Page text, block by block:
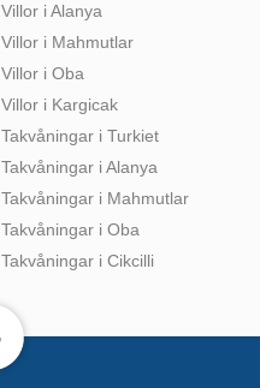
Villor i Alanya
Villor i Mahmutlar
Villor i Oba
Villor i Kargicak
Takvåningar i Turkiet
Takvåningar i Alanya
Takvåningar i Mahmutlar
Takvåningar i Oba
Takvåningar i Cikcilli